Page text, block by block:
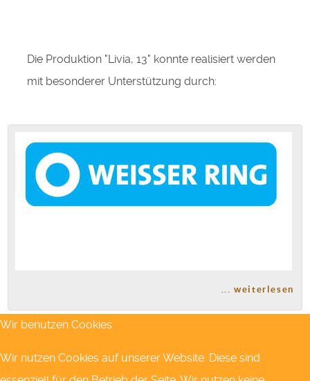
Die Produktion "Livia, 13" konnte realisiert werden
mit besonderer Unterstützung durch:
... weiterlesen
Wir benutzen Cookies
Wir nutzen Cookies auf unserer Website. Diese sind